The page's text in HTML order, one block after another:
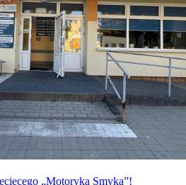
„Motoryka Smyka”!